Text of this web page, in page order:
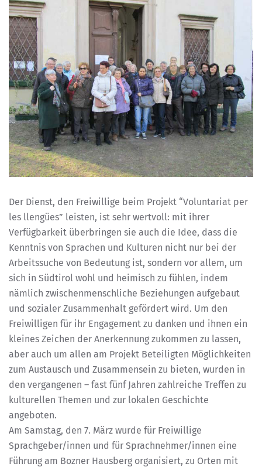
Der Dienst, den Freiwillige beim Projekt “Voluntariat per
les llengües” leisten, ist sehr wertvoll: mit ihrer
Verfügbarkeit überbringen sie auch die Idee, dass die
Kenntnis von Sprachen und Kulturen nicht nur bei der
Arbeitssuche von Bedeutung ist, sondern vor allem, um
sich in Südtirol wohl und heimisch zu fühlen, indem
nämlich zwischenmenschliche Beziehungen aufgebaut
und sozialer Zusammenhalt gefördert wird. Um den
Freiwilligen für ihr Engagement zu danken und ihnen ein
kleines Zeichen der Anerkennung zukommen zu lassen,
aber auch um allen am Projekt Beteiligten Möglichkeiten
zum Austausch und Zusammensein zu bieten, wurden in
den vergangenen – fast fünf Jahren zahlreiche Treffen zu
kulturellen Themen und zur lokalen Geschichte
angeboten.
Am Samstag, den 7. März wurde für Freiwillige
Sprachgeber/innen und für Sprachnehmer/innen eine
Führung am Bozner Hausberg organisiert, zu Orten mit